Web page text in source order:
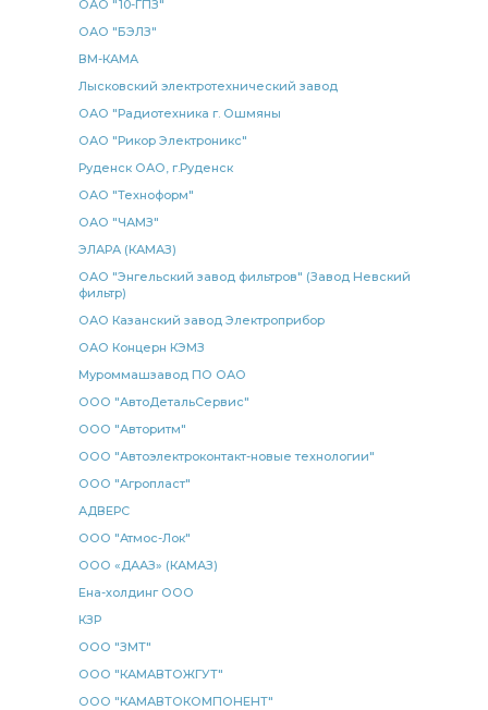
ЕВРО желтый
ЕВРО желтый L- 7.5 метра
приемный к ТКР ТКР КАМАЗ
ОАО "10-ГПЗ"
ОАО "БЭЛЗ"
ВМ-КАМА
Лысковский электротехнический завод
ОАО "Радиотехника г. Ошмяны
ОАО "Рикор Электроникс"
Руденск ОАО, г.Руденск
ОАО "Техноформ"
ОАО "ЧАМЗ"
ЭЛАРА (КАМАЗ)
ОАО "Энгельский завод фильтров" (Завод Невский
фильтр)
ОАО Казанский завод Электроприбор
ОАО Концерн КЭМЗ
Муроммашзавод ПО ОАО
ООО "АвтоДетальСервис"
ООО "Авторитм"
ООО "Автоэлектроконтакт-новые технологии"
ООО "Агропласт"
АДВЕРС
ООО "Атмос-Лок"
ООО «ДААЗ» (КАМАЗ)
Ена-холдинг ООО
КЗР
ООО "ЗМТ"
ООО "КАМАВТОЖГУТ"
ООО "КАМАВТОКОМПОНЕНТ"